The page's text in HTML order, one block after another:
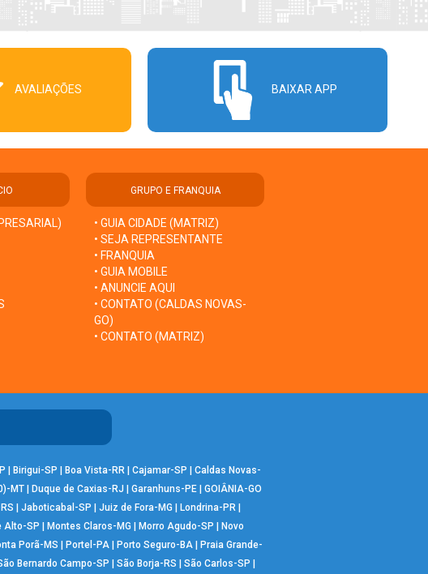
AVALIAÇÕES BAIXAR APP
GRUPO E FRANQUIA
• GUIA CIDADE (MATRIZ)
• SEJA REPRESENTANTE
• FRANQUIA
• GUIA MOBILE
• ANUNCIE AQUI
• CONTATO (CALDAS NOVAS-
GO)
• CONTATO (MATRIZ)
| Birigui-SP | Boa Vista-RR | Cajamar-SP | Caldas Novas-
MT | Duque de Caxias-RJ | Garanhuns-PE | GOIÂNIA-GO
| Jaboticabal-SP | Juiz de Fora-MG | Londrina-PR |
Alto-SP | Montes Claros-MG | Morro Agudo-SP | Novo
Porã-MS | Portel-PA| Porto Seguro-BA| Praia Grande-
Bernardo Campo-SP | São Borja-RS | São Carlos-SP |